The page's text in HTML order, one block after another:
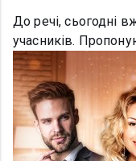
До речі, сьогодні
учасників.